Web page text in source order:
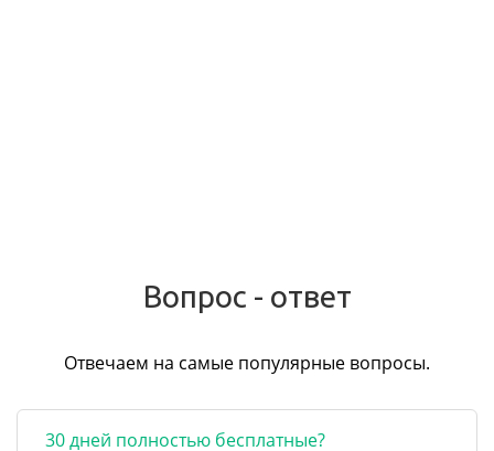
Вопрос - ответ
Отвечаем на самые популярные вопросы.
30 дней полностью бесплатные?